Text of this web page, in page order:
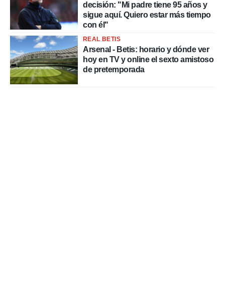
decisión: "Mi padre tiene 95 años y
sigue aquí. Quiero estar más tiempo
con él"
REAL BETIS
Arsenal - Betis: horario y dónde ver
hoy en TV y online el sexto amistoso
de pretemporada